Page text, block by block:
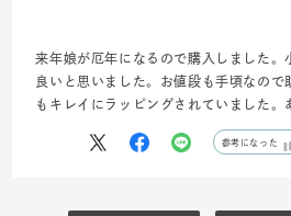
来年娘が厄年になるので購入しました。
良いと思いました。お値段も手頃なので
もキレイにラッピングされていました。
参考になった